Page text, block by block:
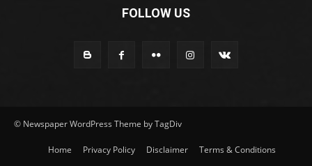
FOLLOW US
© Newspaper WordPress Theme by TagDiv
Home Privacy Policy Disclaimer Terms & Conditions